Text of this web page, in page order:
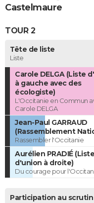
Castelmaure
TOUR 2
Tête de liste
Liste
Carole DELGA (Liste
à gauche avec des
écologiste)
L'Occitanie en Commun
Carole DELGA
Jean-Paul GARRAUD
(Rassemblement
Rassembler l'Occitanie
Aurélien PRADIÉ (Liste
d'union à droite)
Du courage pour
Participation au scrutin